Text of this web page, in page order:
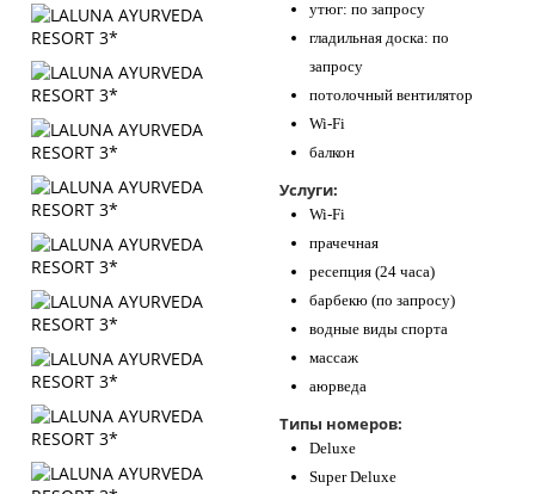
утюг: по запросу
гладильная доска: по
запросу
потолочный вентилятор
Wi-Fi
балкон
Услуги:
Wi-Fi
прачечная
ресепция (24 часа)
барбекю (по запросу)
водные виды спорта
массаж
аюрведа
Типы номеров:
Deluxe
Super Deluxe